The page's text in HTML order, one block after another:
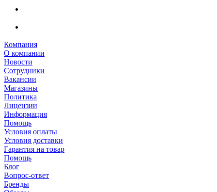
Компания
О компании
Новости
Сотрудники
Вакансии
Магазины
Политика
Лицензии
Информация
Помощь
Условия оплаты
Условия доставки
Гарантия на товар
Помощь
Блог
Вопрос-ответ
Бренды